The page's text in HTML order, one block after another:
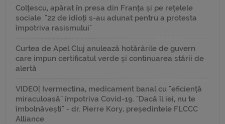
Colțescu, apărat în presa din Franța și pe rețelele
sociale. "22 de idioți s-au adunat pentru a protesta
împotriva rasismului"
Curtea de Apel Cluj anulează hotărârile de guvern
care impun certificatul verde și continuarea stării de
alertă
VIDEO| Ivermectina, medicament banal cu "eficiență
miraculoasă" împotriva Covid-19. "Dacă îl iei, nu te
îmbolnăvești" - dr. Pierre Kory, președintele FLCCC
Alliance